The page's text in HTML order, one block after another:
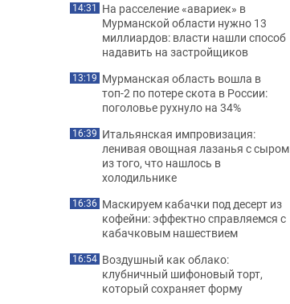
14:31 На расселение «авариек» в
Мурманской области нужно 13
миллиардов: власти нашли способ
надавить на застройщиков
13:19 Мурманская область вошла в
топ-2 по потере скота в России:
поголовье рухнуло на 34%
16:39 Итальянская импровизация:
ленивая овощная лазанья с сыром
из того, что нашлось в
холодильнике
16:36 Маскируем кабачки под десерт из
кофейни: эффектно справляемся с
кабачковым нашествием
16:54 Воздушный как облако:
клубничный шифоновый торт,
который сохраняет форму